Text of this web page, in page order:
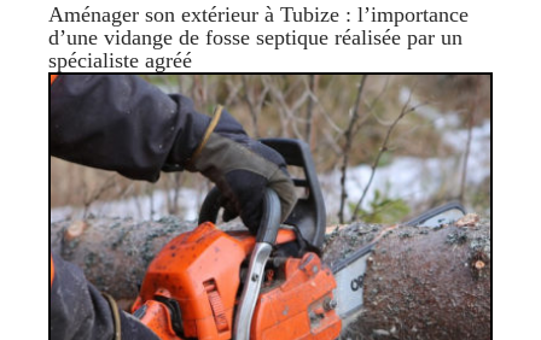
Aménager son extérieur à Tubize : l’importance
d’une vidange de fosse septique réalisée par un
spécialiste agréé